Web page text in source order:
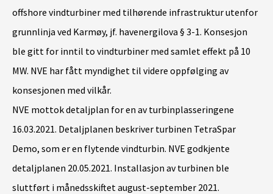
offshore vindturbiner med tilhørende infrastruktur utenfor
grunnlinja ved Karmøy, jf. havenergilova § 3-1. Konsesjon
ble gitt for inntil to vindturbiner med samlet effekt på 10
MW. NVE har fått myndighet til videre oppfølging av
konsesjonen med vilkår.
NVE mottok detaljplan for en av turbinplasseringene
16.03.2021. Detaljplanen beskriver turbinen TetraSpar
Demo, som er en flytende vindturbin. NVE godkjente
detaljplanen 20.05.2021. Installasjon av turbinen ble
sluttført i månedsskiftet august-september 2021.